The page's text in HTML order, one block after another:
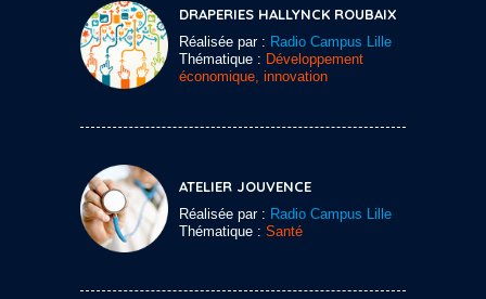
DRAPERIES HALLYNCK ROUBAIX
Réalisée par : Radio Campus Lille
Thématique : Développement
économique, innovation
ATELIER JOUVENCE
Réalisée par : Radio Campus Lille
Thématique : Santé